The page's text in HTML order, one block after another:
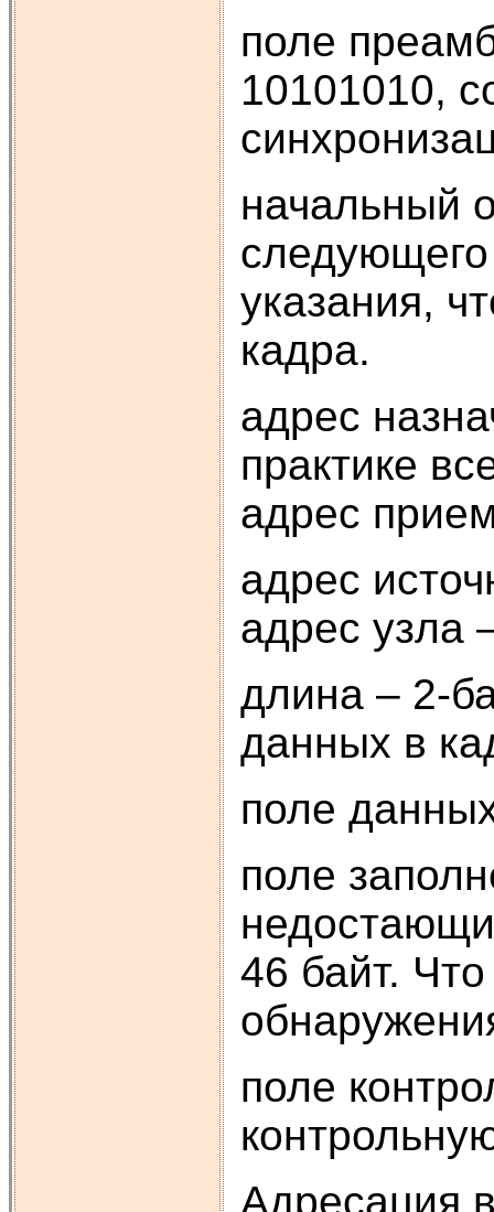
поле
10101010,
начальный
указания,
кадра.
адрес
практике
адрес
адрес
адрес узла
длина – 2-
данных в
поле
поле
46 байт.
поле
Адресация